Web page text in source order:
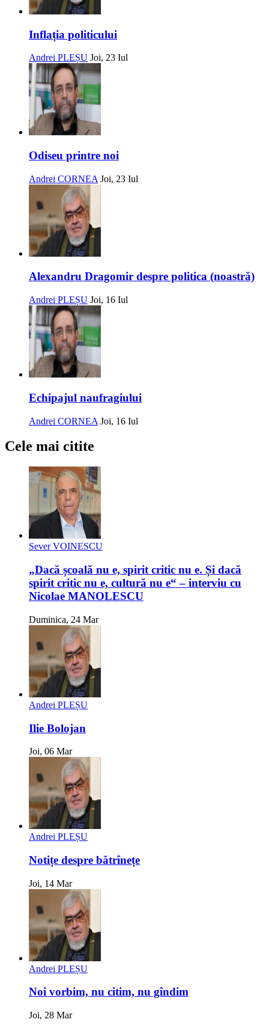
Inflația politicului
Andrei PLEȘU Joi, 23 Iul
Odiseu printre noi
Andrei CORNEA Joi, 23 Iul
Alexandru Dragomir despre politica (noastră)
Andrei PLEȘU Joi, 16 Iul
Echipajul naufragiului
Andrei CORNEA Joi, 16 Iul
Cele mai citite
Sever VOINESCU
„Dacă școală nu e, spirit critic nu e. Și dacă
spirit critic nu e, cultură nu e“ – interviu cu
Nicolae MANOLESCU
Duminica, 24 Mar
Andrei PLEȘU
Ilie Bolojan
Joi, 06 Mar
Andrei PLEȘU
Notițe despre bătrînețe
Joi, 14 Mar
Andrei PLEȘU
Noi vorbim, nu citim, nu gîndim
Joi, 28 Mar